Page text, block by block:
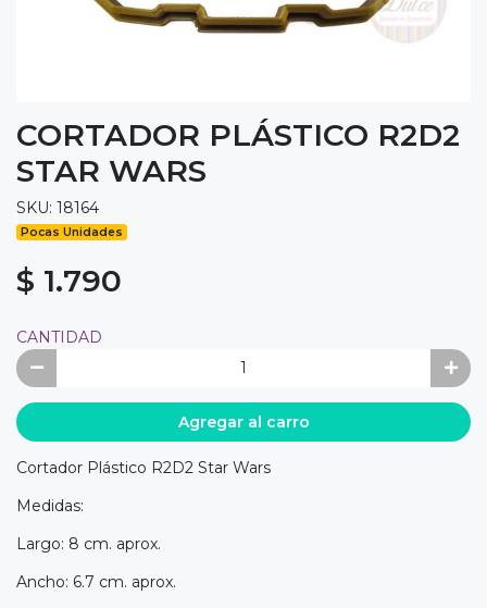
CORTADOR PLÁSTICO R2D2
STAR WARS
SKU: 18164
Pocas Unidades
$ 1.790
CANTIDAD
Agregar al carro
Cortador Plástico R2D2 Star Wars
Medidas:
Largo: 8 cm. aprox.
Ancho: 6.7 cm. aprox.